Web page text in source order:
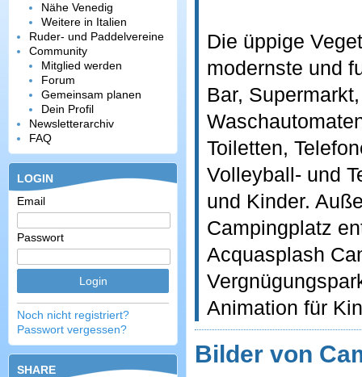
Nähe Venedig
Weitere in Italien
Ruder- und Paddelvereine
Community
Mitglied werden
Forum
Gemeinsam planen
Dein Profil
Newsletterarchiv
FAQ
LOGIN
Email
Passwort
Noch nicht registriert?
Passwort vergessen?
SHARE
Die üppige
modernste und
Bar,
Toiletten,
Volleyball- und
und Kinder.
Campingplatz
Acquasplash
Animation für
Bilder von